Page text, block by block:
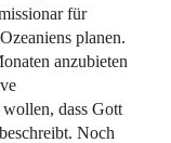
für
planen.
anzubieten
dass Gott
Noch